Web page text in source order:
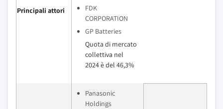
Principali attori
FDK
CORPORATION
GP Batteries
Quota di mercato
collettiva nel
2024 è del 46,3%
Panasonic
Holdings